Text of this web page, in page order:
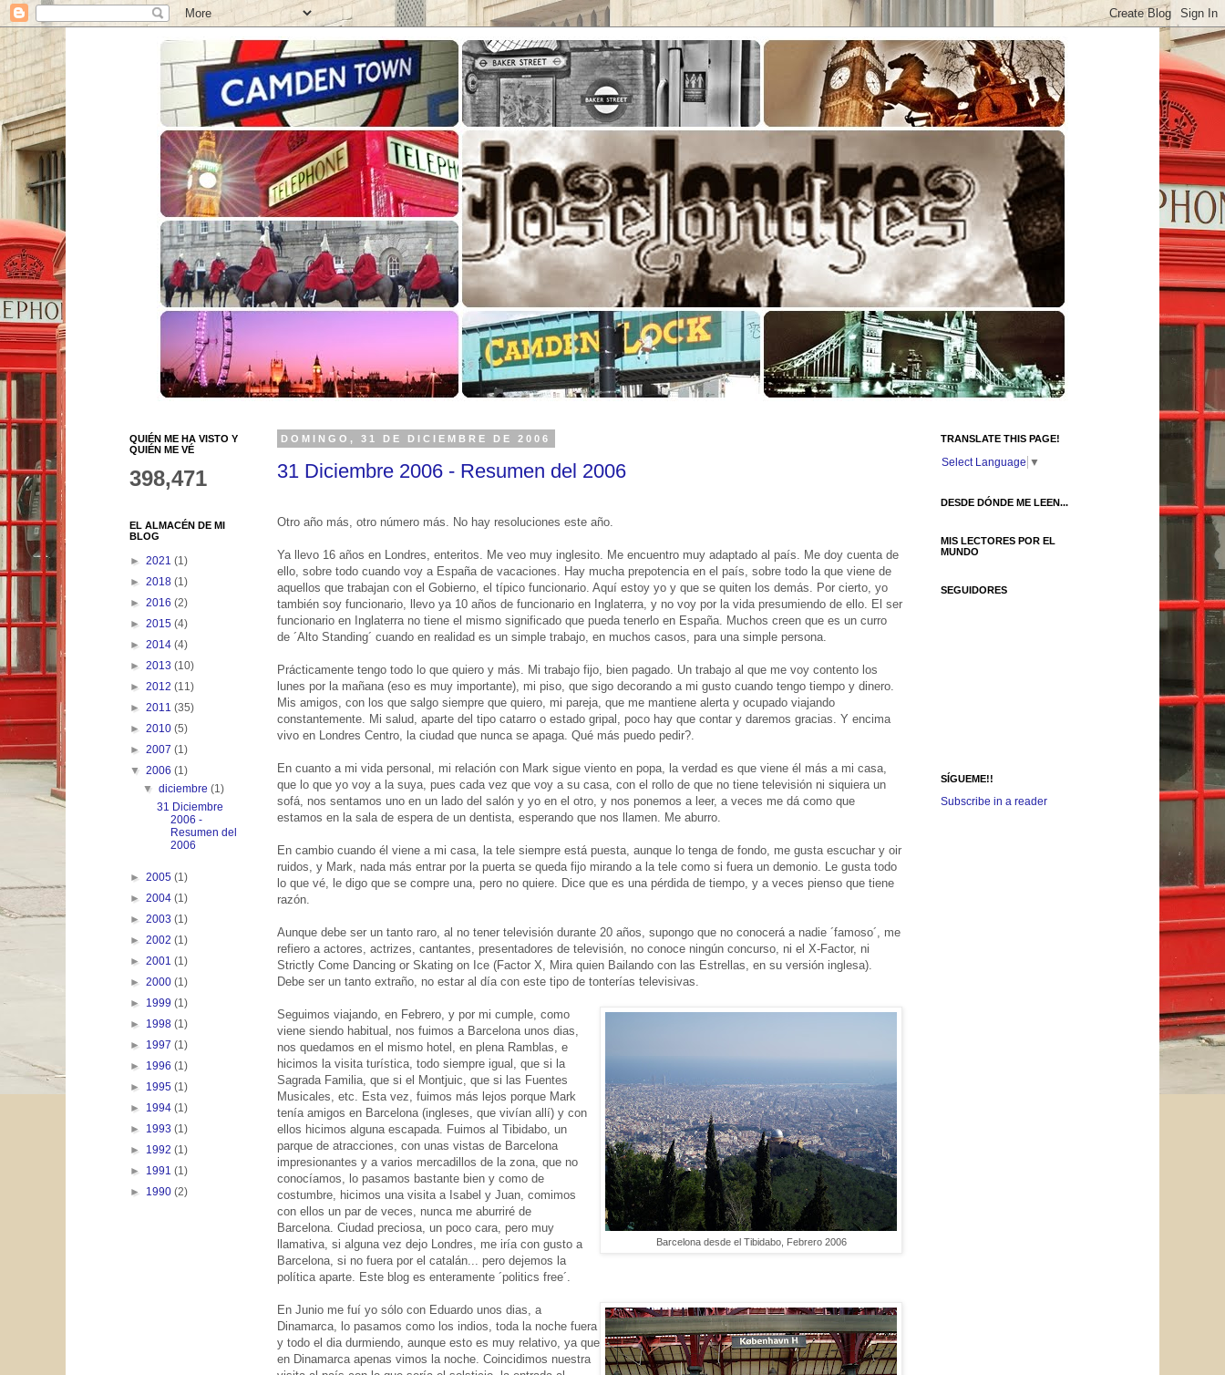
DOMINGO, 31 DE DICIEMBRE DE 2006
31 Diciembre 2006 - Resumen del 2006
Otro año más, otro número más. No hay resoluciones este año.
Ya llevo 16 años en Londres, enteritos. Me veo muy inglesito. Me encuentro muy adaptado al país. Me doy cuenta de
ello, sobre todo cuando voy a España de vacaciones. Hay mucha prepotencia en el país, sobre todo la que viene de
aquellos que trabajan con el Gobierno, el típico funcionario. Aquí estoy yo y que se quiten los demás. Por cierto, yo
también soy funcionario, llevo ya 10 años de funcionario en Inglaterra, y no voy por la vida presumiendo de ello. El ser
funcionario en Inglaterra no tiene el mismo significado que pueda tenerlo en España. Muchos creen que es un curro
de ´Alto Standing´ cuando en realidad es un simple trabajo, en muchos casos, para una simple persona.
Prácticamente tengo todo lo que quiero y más. Mi trabajo fijo, bien pagado. Un trabajo al que me voy contento los
lunes por la mañana (eso es muy importante), mi piso, que sigo decorando a mi gusto cuando tengo tiempo y dinero.
Mis amigos, con los que salgo siempre que quiero, mi pareja, que me mantiene alerta y ocupado viajando
constantemente. Mi salud, aparte del tipo catarro o estado gripal, poco hay que contar y daremos gracias. Y encima
vivo en Londres Centro, la ciudad que nunca se apaga. Qué más puedo pedir?.
En cuanto a mi vida personal, mi relación con Mark sigue viento en popa, la verdad es que viene él más a mi casa,
que lo que yo voy a la suya, pues cada vez que voy a su casa, con el rollo de que no tiene televisión ni siquiera un
sofá, nos sentamos uno en un lado del salón y yo en el otro, y nos ponemos a leer, a veces me dá como que
estamos en la sala de espera de un dentista, esperando que nos llamen. Me aburro.
En cambio cuando él viene a mi casa, la tele siempre está puesta, aunque lo tenga de fondo, me gusta escuchar y oir
ruidos, y Mark, nada más entrar por la puerta se queda fijo mirando a la tele como si fuera un demonio. Le gusta todo
lo que vé, le digo que se compre una, pero no quiere. Dice que es una pérdida de tiempo, y a veces pienso que tiene
razón.
Aunque debe ser un tanto raro, al no tener televisión durante 20 años, supongo que no conocerá a nadie ´famoso´, me
refiero a actores, actrizes, cantantes, presentadores de televisión, no conoce ningún concurso, ni el X-Factor, ni
Strictly Come Dancing or Skating on Ice (Factor X, Mira quien Bailando con las Estrellas, en su versión inglesa).
Debe ser un tanto extraño, no estar al día con este tipo de tonterías televisivas.
Barcelona desde el Tibidabo, Febrero 2006
Seguimos viajando, en Febrero, y por mi cumple, como
viene siendo habitual, nos fuimos a Barcelona unos dias,
nos quedamos en el mismo hotel, en plena Ramblas, e
hicimos la visita turística, todo siempre igual, que si la
Sagrada Familia, que si el Montjuic, que si las Fuentes
Musicales, etc. Esta vez, fuimos más lejos porque Mark
tenía amigos en Barcelona (ingleses, que vivían allí) y con
ellos hicimos alguna escapada. Fuimos al Tibidabo, un
parque de atracciones, con unas vistas de Barcelona
impresionantes y a varios mercadillos de la zona, que no
conocíamos, lo pasamos bastante bien y como de
costumbre, hicimos una visita a Isabel y Juan, comimos
con ellos un par de veces, nunca me aburriré de
Barcelona. Ciudad preciosa, un poco cara, pero muy
llamativa, si alguna vez dejo Londres, me iría con gusto a
Barcelona, si no fuera por el catalán... pero dejemos la
política aparte. Este blog es enteramente ´politics free´.
En Junio me fuí yo sólo con Eduardo unos dias, a
Dinamarca, lo pasamos como los indios, toda la noche fuera
y todo el dia durmiendo, aunque esto es muy relativo, ya que
en Dinamarca apenas vimos la noche. Coincidimos nuestra
QUIÉN ME HA VISTO Y
QUIÉN ME VÉ
398,471
EL ALMACÉN DE MI
BLOG
► 2021 (1)
► 2018 (1)
► 2016 (2)
► 2015 (4)
► 2014 (4)
► 2013 (10)
► 2012 (11)
► 2011 (35)
► 2010 (5)
► 2007 (1)
▼ 2006 (1)
▼diciembre(1)
31 Diciembre
2006 -
Resumen del
2006
► 2005 (1)
► 2004 (1)
► 2003 (1)
► 2002 (1)
► 2001 (1)
► 2000 (1)
► 1999 (1)
► 1998 (1)
► 1997 (1)
► 1996 (1)
► 1995 (1)
► 1994 (1)
► 1993 (1)
► 1992 (1)
► 1991 (1)
► 1990 (2)
TRANSLATE THIS PAGE!
Select Language ▼
DESDE DÓNDE ME LEEN...
MIS LECTORES POR EL
MUNDO
SEGUIDORES
SÍGUEME!!
Subscribe in a reader